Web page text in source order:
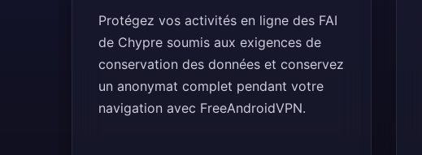
Protégez vos activités en ligne des FAI
de Chypre soumis aux exigences de
conservation des données et conservez
un anonymat complet pendant votre
navigation avec FreeAndroidVPN.